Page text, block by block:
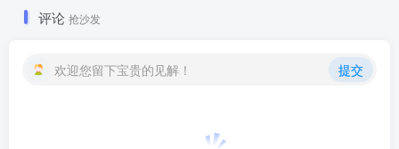
评论 抢沙发
欢迎您留下宝贵的见解！ 提交